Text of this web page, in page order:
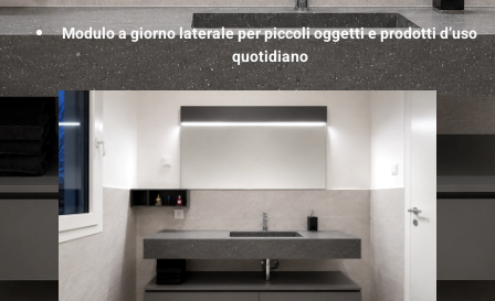
Modulo a giorno laterale per piccoli oggetti e prodotti d’uso
quotidiano